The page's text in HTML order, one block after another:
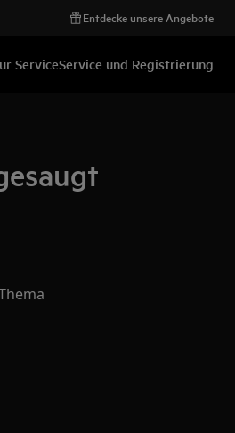
Entdecke unsere Angebote
ServiceService und Registrierung